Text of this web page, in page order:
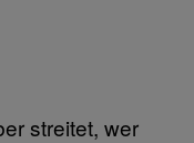
streitet, wer